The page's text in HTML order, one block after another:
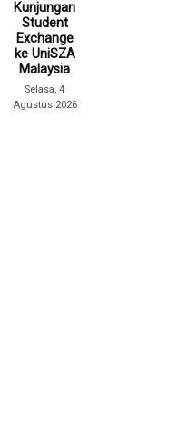
Kunjungan
Student
Exchange
ke UniSZA
Malaysia
Selasa, 4
Agustus 2026